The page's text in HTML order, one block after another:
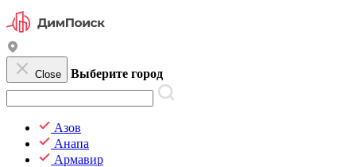
Close Выберите город
Азов
Анапа
Армавир